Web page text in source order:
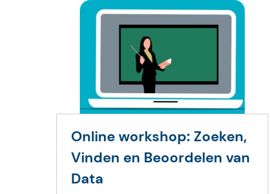
Online workshop: Zoeken,
Vinden en Beoordelen van
Data